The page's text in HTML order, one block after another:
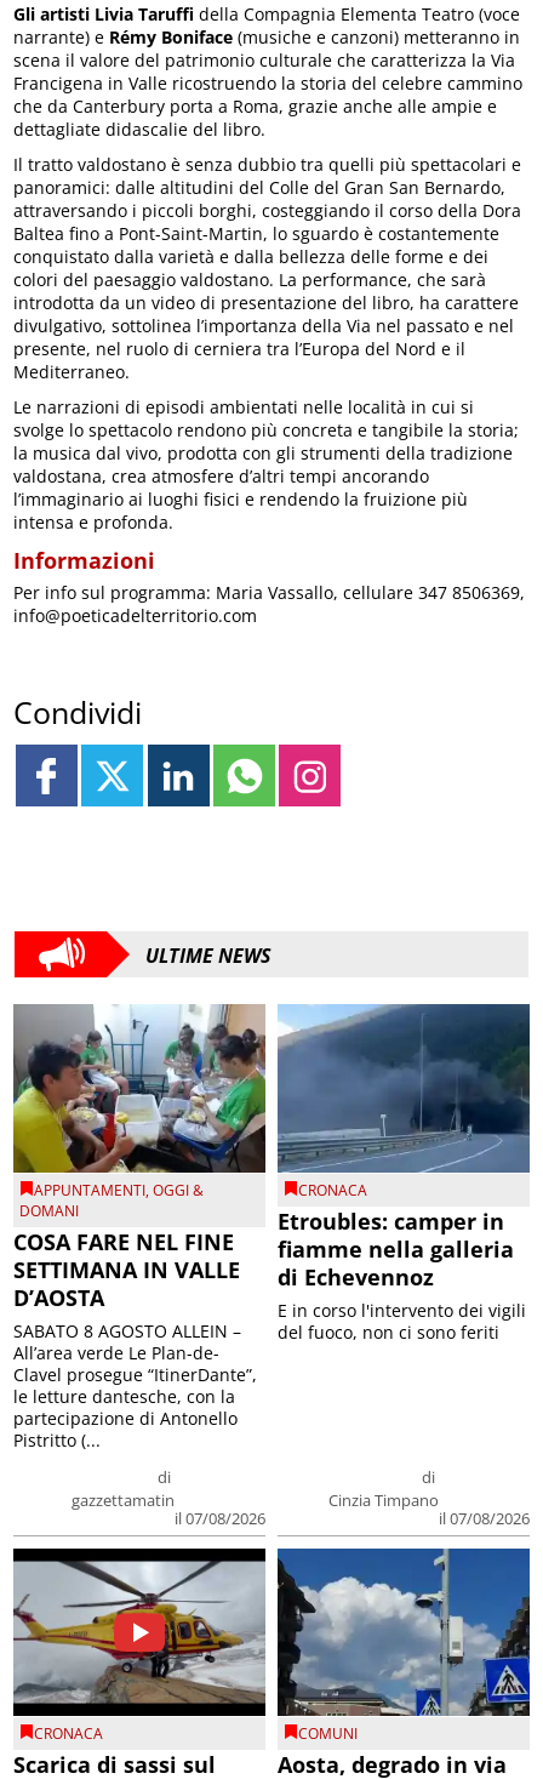
Gli artisti Livia Taruffidella Compagnia Elementa Teatro (voce
narrante) e Rémy Boniface (musiche e canzoni) metteranno in
scena il valore del patrimonio culturale che caratterizza la Via
Francigena in Valle ricostruendo la storia del celebre cammino
che da Canterbury porta a Roma, grazie anche alle ampie e
dettagliate didascalie del libro.
Il tratto valdostano è senza dubbio tra quelli più spettacolari e
panoramici: dalle altitudini del Colle del Gran San Bernardo,
attraversando i piccoli borghi, costeggiando il corso della Dora
Baltea fino a Pont-Saint-Martin, lo sguardo è costantemente
conquistato dalla varietà e dalla bellezza delle forme e dei
colori del paesaggio valdostano. La performance, che sarà
introdotta da un video di presentazione del libro, ha carattere
divulgativo, sottolinea l’importanza della Via nel passato e nel
presente, nel ruolo di cerniera tra l’Europa del Nord e il
Mediterraneo.
Le narrazioni di episodi ambientati nelle località in cui si
svolge lo spettacolo rendono più concreta e tangibile la storia;
la musica dal vivo, prodotta con gli strumenti della tradizione
valdostana, crea atmosfere d’altri tempi ancorando
l’immaginario ai luoghi fisici e rendendo la fruizione più
intensa e profonda.
Informazioni
Per info sul programma: Maria Vassallo, cellulare 347 8506369,
info@poeticadelterritorio.com
Condividi
ULTIME NEWS
APPUNTAMENTI,OGGI &
DOMANI
COSA FARE NEL FINE
SETTIMANA IN VALLE
D’AOSTA
di
gazzettamatin
il 07/08/2026
SABATO 8 AGOSTO ALLEIN –
All’area verde Le Plan-de-
Clavel prosegue “ItinerDante”,
le letture dantesche, con la
partecipazione di Antonello
Pistritto (...
CRONACA
Etroubles: camper in
fiamme nella galleria
di Echevennoz
di
Cinzia Timpano
il 07/08/2026
E in corso l'intervento dei vigili
del fuoco, non ci sono feriti
CRONACA
Scarica di sassi sul
COMUNI
Aosta, degrado in via